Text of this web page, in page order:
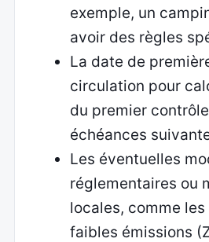
exemple, un
avoir des règles
La date de
circulation pour
du premier
échéances
Les éventuelles
réglementaires ou
locales, comme les
faibles émissions